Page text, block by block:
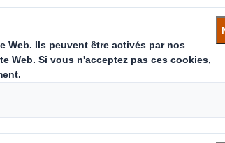
de solutions
en offrant à nos clients
et